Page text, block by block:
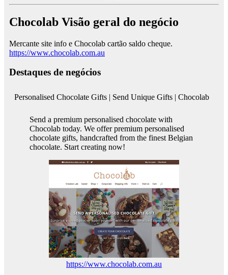
Chocolab Visão geral do negócio
Mercante site info e Chocolab cartão saldo cheque.
https://www.chocolab.com.au
Destaques de negócios
Personalised Chocolate Gifts | Send Unique Gifts | Chocolab
Send a premium personalised chocolate with
Chocolab today. We offer premium personalised
chocolate gifts, handcrafted from the finest Belgian
chocolate. Start creating now!
https://www.chocolab.com.au